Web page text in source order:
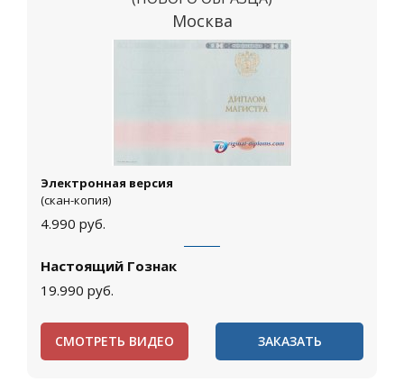
Москва
Электронная версия
(скан-копия)
4.990 руб.
Настоящий Гознак
19.990 руб.
СМОТРЕТЬ ВИДЕО ЗАКАЗАТЬ